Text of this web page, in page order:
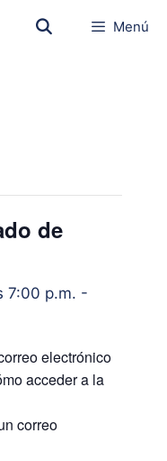
Menú
de
7:00 p.m. -
electrónico
acceder a la
correo